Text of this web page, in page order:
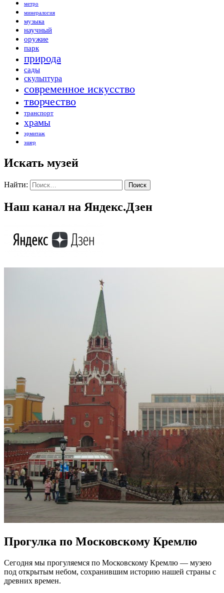
метро
минералогия
музыка
научный
оружие
парк
природа
сады
скульптура
современное искусство
творчество
транспорт
храмы
эрмитаж
эшер
Искать музей
Найти:
Наш канал на Яндекс.Дзен
Прогулка по Московскому Кремлю
Сегодня мы прогуляемся по Московскому Кремлю — музею
под открытым небом, сохранившим историю нашей страны с
древних времен.